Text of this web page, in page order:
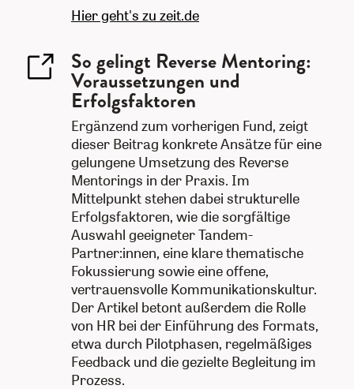
Hier geht's zu zeit.de
So gelingt Reverse Mentoring:
Voraussetzungen und
Erfolgsfaktoren
Ergänzend zum vorherigen Fund, zeigt
dieser Beitrag konkrete Ansätze für eine
gelungene Umsetzung des Reverse
Mentorings in der Praxis. Im
Mittelpunkt stehen dabei strukturelle
Erfolgsfaktoren, wie die sorgfältige
Auswahl geeigneter Tandem-
Partner:innen, eine klare thematische
Fokussierung sowie eine offene,
vertrauensvolle Kommunikationskultur.
Der Artikel betont außerdem die Rolle
von HR bei der Einführung des Formats,
etwa durch Pilotphasen, regelmäßiges
Feedback und die gezielte Begleitung im
Prozess.